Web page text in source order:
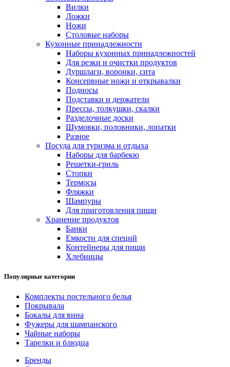
Вилки
Ложки
Ножи
Столовые наборы
Кухонные принадлежности
Наборы кухонных принадлежностей
Для резки и очистки продуктов
Дуршлаги, воронки, сита
Консервные ножи и открывалки
Подносы
Подставки и держатели
Прессы, толкушки, скалки
Разделочные доски
Шумовки, половники, лопатки
Разное
Посуда для туризма и отдыха
Наборы для барбекю
Решетки-гриль
Стопки
Термосы
Фляжки
Шампуры
Для приготовления пищи
Хранение продуктов
Банки
Емкости для специй
Контейнеры для пищи
Хлебницы
Популярные категории
Комплекты постельного белья
Покрывала
Бокалы для вина
Фужеры для шампанского
Чайные наборы
Тарелки и блюдца
Бренды